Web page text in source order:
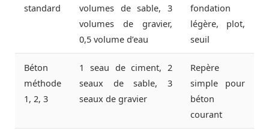
standard
volumes de sable, 3
volumes de gravier,
0,5 volume d’eau
fondation
légère, plot,
seuil
Béton
méthode
1, 2, 3
1 seau de ciment, 2
seaux de sable, 3
seaux de gravier
Repère
simple pour
béton
courant